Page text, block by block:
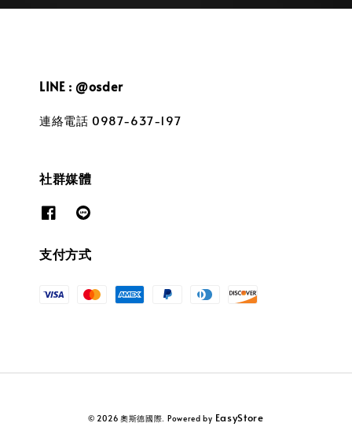
LINE : @osder
連絡電話 0987-637-197
社群媒體
支付方式
© 2026 奧斯德國際. Powered by EasyStore